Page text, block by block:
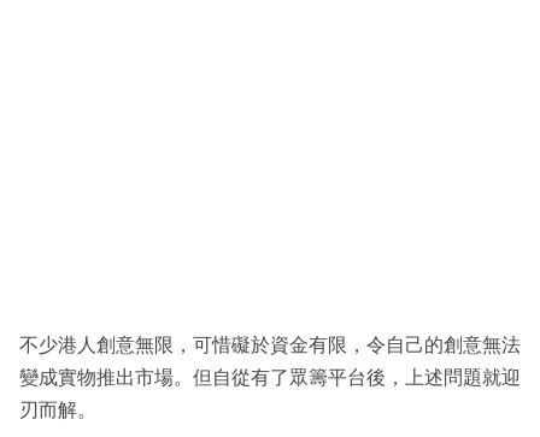
閱
專
不少港人創意無限，可惜礙於資金有限，令自己的創意無法
變成實物推出市場。但自從有了眾籌平台後，上述問題就迎
刃而解。